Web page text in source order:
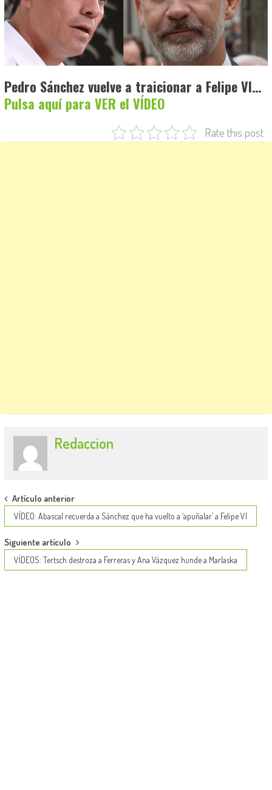
Pedro Sánchez vuelve a traicionar a Felipe VI…
Pulsa aquí para VER el VÍDEO
Rate this post
Redaccion
Post
navigation
Artículo anterior
VÍDEO: Abascal recuerda a Sánchez que ha vuelto a ‘apuñalar’ a Felipe VI
Siguiente artículo
VÍDEOS: Tertsch destroza a Ferreras y Ana Vázquez hunde a Marlaska